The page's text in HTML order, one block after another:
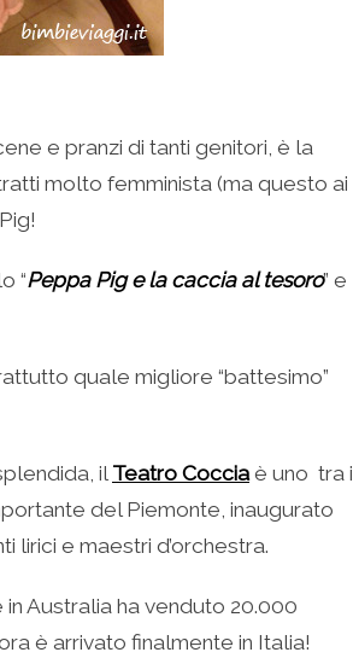
e pranzi di tanti genitori, è la
molto femminista (ma questo ai
“Peppa Pig e la caccia al tesoro” e
quale migliore “battesimo”
il Teatro Cocciaè uno tra i
del Piemonte, inaugurato
lirici e maestri d’orchestra.
Australia ha venduto 20.000
è arrivato finalmente in Italia!